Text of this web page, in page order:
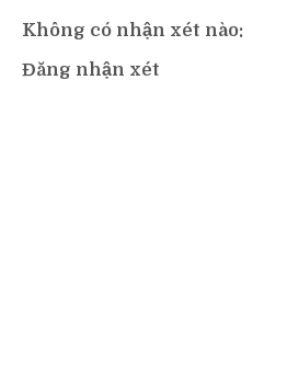
Không có nhận xét nào:
Đăng nhận xét